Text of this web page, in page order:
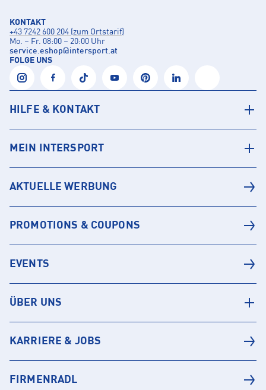
KONTAKT
+43 7242 600 204 (zum Ortstarif)
Mo. – Fr. 08:00 – 20:00 Uhr
service.eshop@intersport.at
FOLGE UNS
HILFE & KONTAKT
MEIN INTERSPORT
AKTUELLE WERBUNG
PROMOTIONS & COUPONS
EVENTS
ÜBER UNS
KARRIERE & JOBS
FIRMENRADL